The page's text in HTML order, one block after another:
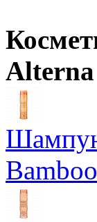
Alterna